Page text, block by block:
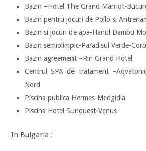
Bazin –Hotel The Grand Marriot-
Bazin pentru jocuri de Pollo si
Bazin si jocuri de apa-Hanul Dambu
Bazin semiolimpic-Paradisul Verde-
Bazin agreement –Rin Grand Hotel
Centrul SPA de tratament
Nord
Piscina publica Hermes-Medgidia
Piscina Hotel Sunquest-Venus
In Bulgaria :